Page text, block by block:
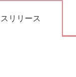
リリース